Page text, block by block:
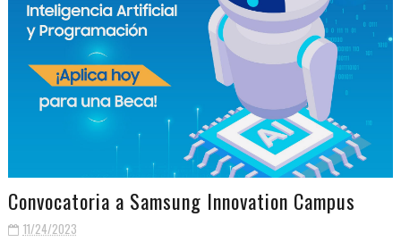
Convocatoria a Samsung Innovation Campus
11/24/2023